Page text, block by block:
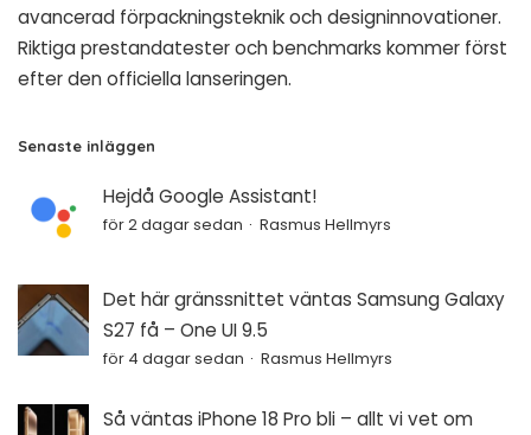
avancerad förpackningsteknik och designinnovationer.
Riktiga prestandatester och benchmarks kommer först
efter den officiella lanseringen.
Senaste inläggen
Hejdå Google Assistant!
för 2 dagar sedan Rasmus Hellmyrs
Det här gränssnittet väntas Samsung Galaxy
S27 få – One UI 9.5
för 4 dagar sedan Rasmus Hellmyrs
Så väntas iPhone 18 Pro bli – allt vi vet om